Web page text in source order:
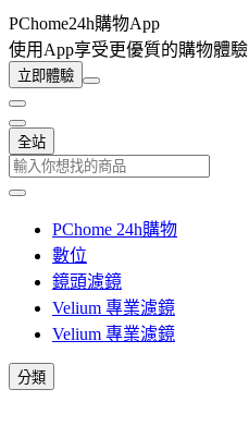
PChome24h購物App
使用App享受更優質的購物體驗
立即體驗
全站
PChome 24h購物
數位
鏡頭濾鏡
Velium 專業濾鏡
Velium 專業濾鏡
分類